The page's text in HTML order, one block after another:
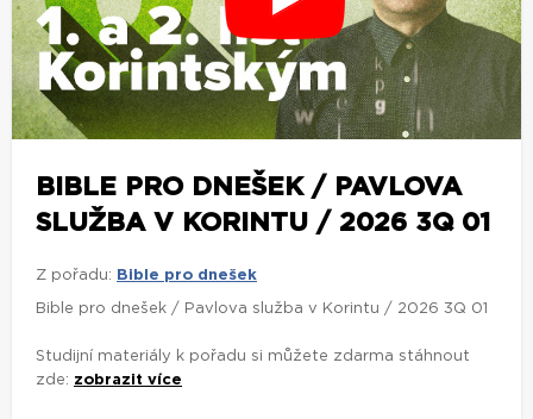
BIBLE PRO DNEŠEK / PAVLOVA
SLUŽBA V KORINTU / 2026 3Q 01
Z pořadu: Bible pro dnešek
Bible pro dnešek / Pavlova služba v Korintu / 2026 3Q 01
Studijní materiály k pořadu si můžete zdarma stáhnout
zde: zobrazit více